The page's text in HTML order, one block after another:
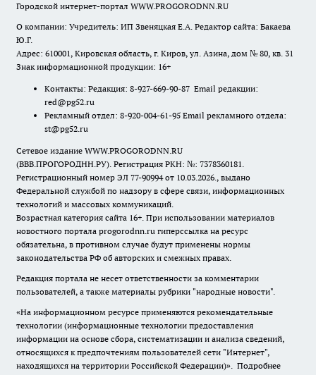
Городской интернет-портал WWW.PROGORODNN.RU
О компании: Учредитель: ИП Звеняцкая Е.А. Редактор сайта: Бакаева
Ю.Г.
Адрес: 610001, Кировская область, г. Киров, ул. Азина, дом № 80, кв. 31
Знак информационной продукции: 16+
Контакты: Редакция: 8-927-669-90-87 Email редакции:
red@pg52.ru
Рекламный отдел: 8-920-004-61-95 Email рекламного отдела:
st@pg52.ru
Сетевое издание WWW.PROGORODNN.RU
(ВВВ.ПРОГОРОДНН.РУ). Регистрация РКН: №: 7378360181.
Регистрационный номер ЭЛ 77-90994 от 10.03.2026., выдано
Федеральной службой по надзору в сфере связи, информационных
технологий и массовых коммуникаций.
Возрастная категория сайта 16+. При использовании материалов
новостного портала progorodnn.ru гиперссылка на ресурс
обязательна, в противном случае будут применены нормы
законодательства РФ об авторских и смежных правах.
Редакция портала не несет ответственности за комментарии
пользователей, а также материалы рубрики "народные новости".
«На информационном ресурсе применяются рекомендательные
технологии (информационные технологии предоставления
информации на основе сбора, систематизации и анализа сведений,
относящихся к предпочтениям пользователей сети "Интернет",
находящихся на территории Российской Федерации)». Подробнее